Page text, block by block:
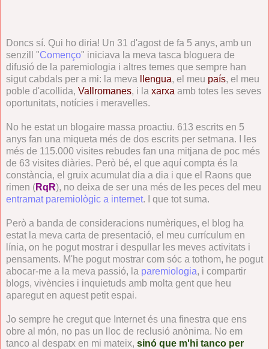
Doncs sí. Qui ho diria! Un 31 d'agost de fa 5 anys, amb un
senzill "Començo" iniciava la meva tasca bloguera de
difusió de la paremiologia i altres temes que sempre han
sigut cabdals per a mi: la meva
llengua, el meu país, el meu
poble d'acollida, Vallromanes, i la xarxa amb totes les seves
oportunitats, notícies i meravelles.
No he estat un blogaire massa proactiu. 613 escrits en 5
anys fan una miqueta més de dos escrits per setmana. I les
més de 115.000 visites rebudes fan una mitjana de poc més
de 63 visites diàries. Però bé, el que aquí compta és la
constància, el gruix acumulat dia a dia i que el Raons que
rimen (RqR), no deixa de ser una més de les peces del meu
entramat paremiològic a internet. I que tot suma.
Però a banda de consideracions numèriques, el blog ha
estat la meva carta de presentació, el meu currículum en
línia, on he pogut mostrar i despullar les meves activitats i
pensaments. M'he pogut mostrar com sóc a tothom, he pogut
abocar-me a la meva passió, la paremiologia, i compartir
blogs, vivències i inquietuds amb molta gent que heu
aparegut en aquest petit espai.
Jo sempre he cregut que Internet és una finestra que ens
obre al món, no pas un lloc de reclusió anònima. No em
tanco al despatx en mi mateix, sinó que m'hi tanco per